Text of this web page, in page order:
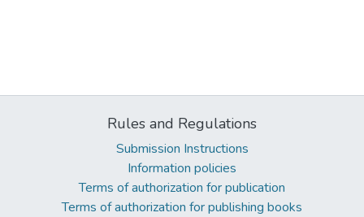
Rules and Regulations
Submission Instructions
Information policies
Terms of authorization for publication
Terms of authorization for publishing books